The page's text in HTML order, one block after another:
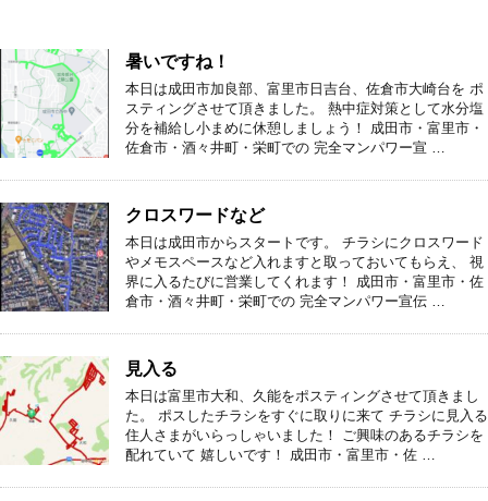
暑いですね！
本日は成田市加良部、富里市日吉台、佐倉市大崎台を ポ
スティングさせて頂きました。 熱中症対策として水分塩
分を補給し小まめに休憩しましょう！ 成田市・富里市・
佐倉市・酒々井町・栄町での 完全マンパワー宣 …
クロスワードなど
本日は成田市からスタートです。 チラシにクロスワード
やメモスペースなど入れますと取っておいてもらえ、 視
界に入るたびに営業してくれます！ 成田市・富里市・佐
倉市・酒々井町・栄町での 完全マンパワー宣伝 …
見入る
本日は富里市大和、久能をポスティングさせて頂きまし
た。 ポスしたチラシをすぐに取りに来て チラシに見入る
住人さまがいらっしゃいました！ ご興味のあるチラシを
配れていて 嬉しいです！ 成田市・富里市・佐 …